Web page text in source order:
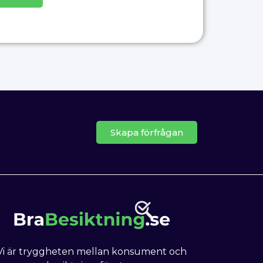
Skapa förfrågan
är tryggheten mellan konsument och